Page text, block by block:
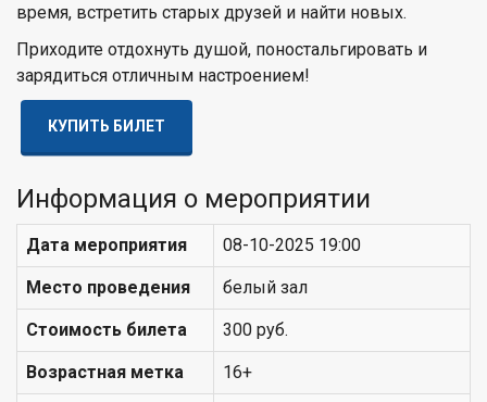
время, встретить старых друзей и найти новых.
Приходите отдохнуть душой, поностальгировать и
зарядиться отличным настроением!
КУПИТЬ БИЛЕТ
Информация о мероприятии
Дата мероприятия 08-10-2025 19:00
Место проведения белый зал
Стоимость билета 300 руб.
Возрастная метка 16+